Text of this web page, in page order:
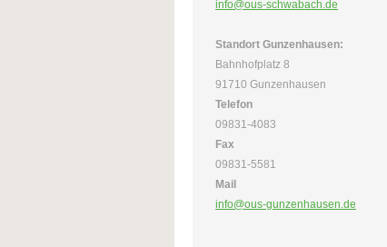
info@ous-schwabach.de
Standort Gunzenhausen:
Bahnhofplatz 8
91710 Gunzenhausen
Telefon
09831-4083
Fax
09831-5581
Mail
info@ous-gunzenhausen.de